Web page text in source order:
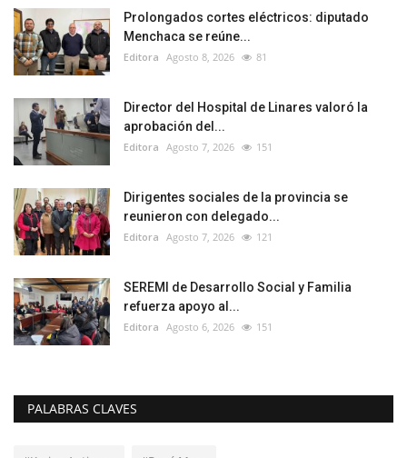
Prolongados cortes eléctricos: diputado
Menchaca se reúne...
Editora Agosto 8, 2026 81
Director del Hospital de Linares valoró la
aprobación del...
Editora Agosto 7, 2026 151
Dirigentes sociales de la provincia se
reunieron con delegado...
Editora Agosto 7, 2026 121
SEREMI de Desarrollo Social y Familia
refuerza apoyo al...
Editora Agosto 6, 2026 151
PALABRAS CLAVES